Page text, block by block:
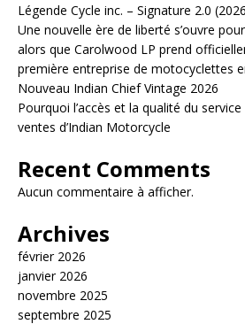
Légende Cycle inc. – Signature 2.0
Une nouvelle ère de liberté s’ouvre
alors que Carolwood LP prend
première entreprise de motocyclettes
Nouveau Indian Chief Vintage 2026
Pourquoi l’accès et la qualité du
ventes d’Indian Motorcycle
Recent Comments
Aucun commentaire à afficher.
Archives
février 2026
janvier 2026
novembre 2025
septembre 2025